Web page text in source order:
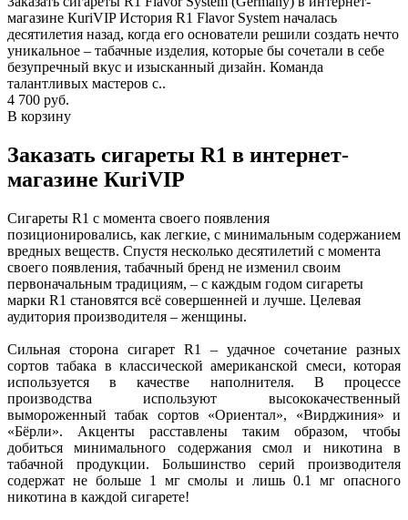
магазине КuriVIP История R1 Flavor System началась
десятилетия назад, когда его основатели решили создать нечто
уникальное – табачные изделия, которые бы сочетали в себе
безупречный вкус и изысканный дизайн. Команда
талантливых мастеров с..
4 700 руб.
В корзину
Заказать сигареты R1 в интернет-
магазине КuriVIP
Сигареты R1 с момента своего появления
позиционировались, как легкие, с минимальным содержанием
вредных веществ. Спустя несколько десятилетий с момента
своего появления, табачный бренд не изменил своим
первоначальным традициям, – с каждым годом сигареты
марки R1 становятся всё совершенней и лучше. Целевая
аудитория производителя – женщины.
Сильная сторона сигарет R1 – удачное сочетание разных
сортов табака в классической американской смеси, которая
используется в качестве наполнителя. В процессе
производства используют высококачественный
вымороженный табак сортов «Ориентал», «Вирджиния» и
«Бёрли». Акценты расставлены таким образом, чтобы
добиться минимального содержания смол и никотина в
табачной продукции. Большинство серий производителя
содержат не больше 1 мг смолы и лишь 0.1 мг опасного
никотина в каждой сигарете!